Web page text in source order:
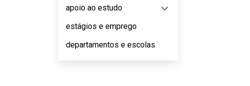
apoio ao estudo
estágios e emprego
departamentos e escolas